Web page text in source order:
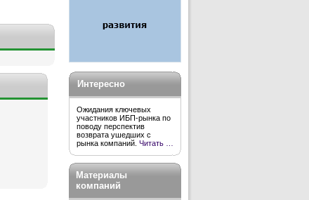
Интересно
Ожидания ключевых
участников ИБП-рынка по
поводу перспектив
возврата ушедших с
рынка компаний. Читать …
Материалы
компаний